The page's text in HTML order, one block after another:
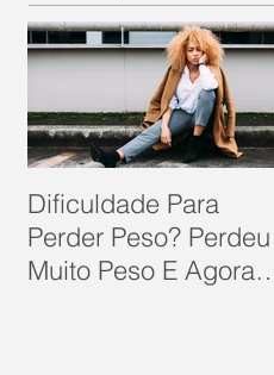
Dificuldade Para
Perder Peso? Perdeu
Muito Peso E Agora